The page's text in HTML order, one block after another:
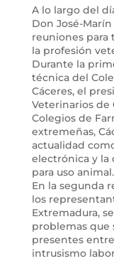
A lo largo del
Don José-
reuniones para
la profesión
Durante la
técnica del
Cáceres, el
Veterinarios de
Colegios de
extremeñas,
actualidad
electrónica y la
para uso animal.
En la segunda
los
Extremadura,
problemas que
presentes
intrusismo